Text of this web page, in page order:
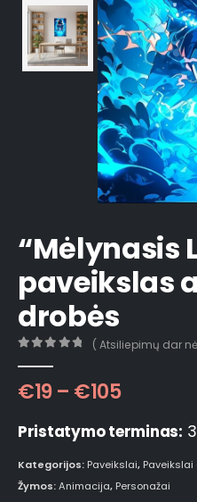
“Mėlynasis
paveikslas
drobės
( Atsiliepimų dar
€19 – €105
Pristatymo terminas:
Kategorijos: Paveikslai,
Žymos:Animacija, Personažai